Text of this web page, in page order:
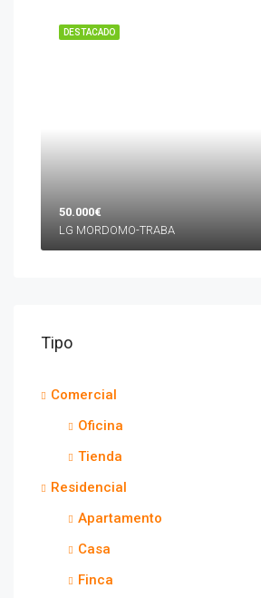
DESTACADO
50.000€
LG MORDOMO-TRABA
Tipo
Comercial
Oficina
Tienda
Residencial
Apartamento
Casa
Finca